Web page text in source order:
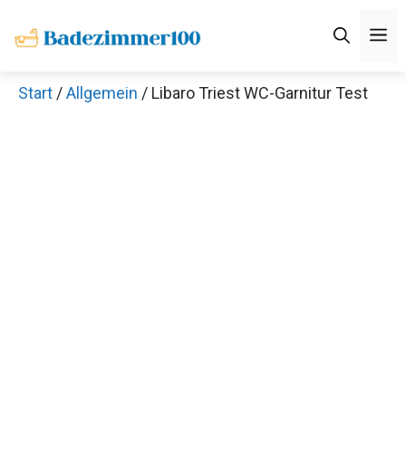
Inhalt
Start /Allgemein / Libaro Triest WC-Garnitur Test